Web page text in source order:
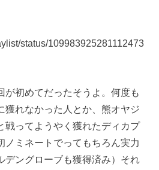
status/109983925281112473
が初めてだったそうよ。何度も
獲れなかった人とか、熊オヤジ
戦ってようやく獲れたディカプ
ノミネートでってもちろん実力
デングローブも獲得済み）それ